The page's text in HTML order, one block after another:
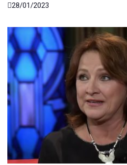
28/01/2023